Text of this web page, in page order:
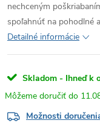
nechceným
spoľahnúť na pohodlné
Detailné informácie
Skladom - Ihneď k
Možnosti